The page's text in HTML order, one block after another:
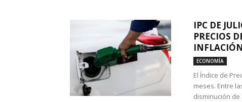
IPC DE
PRECIOS
INFLACIÓN
ECONOMÍA
El Índice de
meses. Entre
disminución de